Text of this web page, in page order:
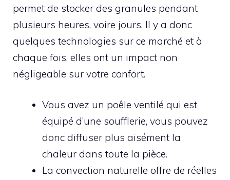
permet de stocker des granules pendant
plusieurs heures, voire jours. Il y a donc
quelques technologies sur ce marché et à
chaque fois, elles ont un impact non
négligeable sur votre confort.
Vous avez un poêle ventilé qui est
équipé d’une soufflerie, vous pouvez
donc diffuser plus aisément la
chaleur dans toute la pièce.
La convection naturelle offre de réelles